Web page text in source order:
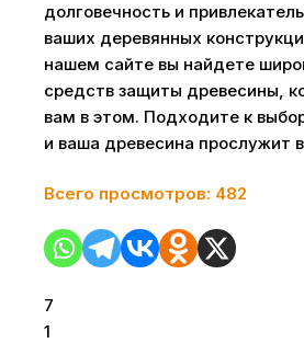
долговечность и
ваших деревянных
нашем сайте вы найдете
средств защиты древесины,
вам в этом. Подходите к
и ваша древесина прослужит
Всего просмотров: 482
7
1